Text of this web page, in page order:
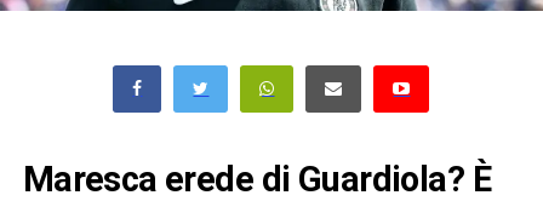
Maresca erede di Guardiola? È